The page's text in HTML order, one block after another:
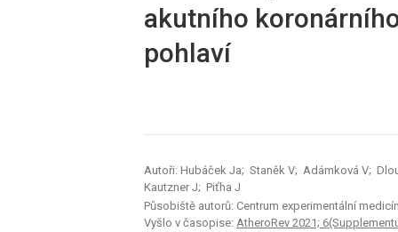
akutního
pohlaví
Autoři: Hubáček Ja; Staněk V; Adámková V;
Kautzner J; Piťha J
Působiště autorů: Centrum experimentální
Vyšlo v časopise: AtheroRev 2021;